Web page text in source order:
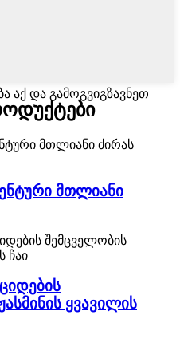
აქ და გამოგვიგზავნეთ
მთლიანი
ყვავილის